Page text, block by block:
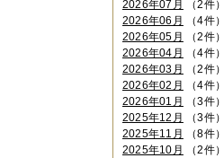
2026年07月
（2件）
2026年06月
（4件）
2026年05月
（2件）
2026年04月
（4件）
2026年03月
（2件）
2026年02月
（4件）
2026年01月
（3件）
2025年12月
（3件）
2025年11月
（8件）
2025年10月
（2件）